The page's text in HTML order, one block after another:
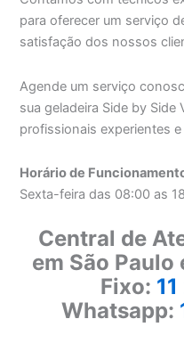
para oferecer um serviço
satisfação dos nossos
Agende um serviço
sua geladeira Side by
profissionais experientes
Horário de
Sexta-feira das 08:00 as
Central de
em São Paulo
Fixo:
Whatsapp: